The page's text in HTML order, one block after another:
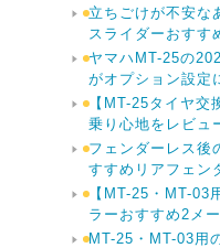
立ちごけが不安な
スライダーおすす
ヤマハMT-25の
がオプション設定
【MT-25タイヤ交
乗り心地をレビュ
フェンダーレス後
すすめリアフェン
【MT-25・MT-03
ラーおすすめ2メ
MT-25・MT-03用